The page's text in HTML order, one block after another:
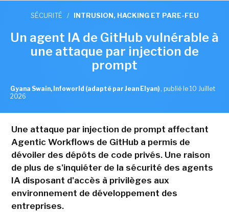
SÉCURITÉ / INTRUSION, HACKING ET PARE-FEU
Un agent IA de GitHub vulnérable à
une attaque par injection de
prompt
Gyana Swain, Infoworld (adapté par Jean Elyan) , publié le 10 Juillet
2026
Une attaque par injection de prompt affectant
Agentic Workflows de GitHub a permis de
dévoiler des dépôts de code privés. Une raison
de plus de s'inquiéter de la sécurité des agents
IA disposant d'accès à privilèges aux
environnement de développement des
entreprises.